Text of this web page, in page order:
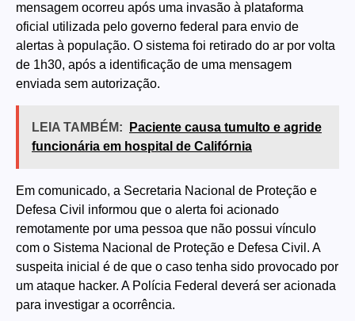
mensagem ocorreu após uma invasão à plataforma
oficial utilizada pelo governo federal para envio de
alertas à população. O sistema foi retirado do ar por volta
de 1h30, após a identificação de uma mensagem
enviada sem autorização.
LEIA TAMBÉM:
Paciente causa tumulto e agride
funcionária em hospital de Califórnia
Em comunicado, a Secretaria Nacional de Proteção e
Defesa Civil informou que o alerta foi acionado
remotamente por uma pessoa que não possui vínculo
com o Sistema Nacional de Proteção e Defesa Civil. A
suspeita inicial é de que o caso tenha sido provocado por
um ataque hacker. A Polícia Federal deverá ser acionada
para investigar a ocorrência.